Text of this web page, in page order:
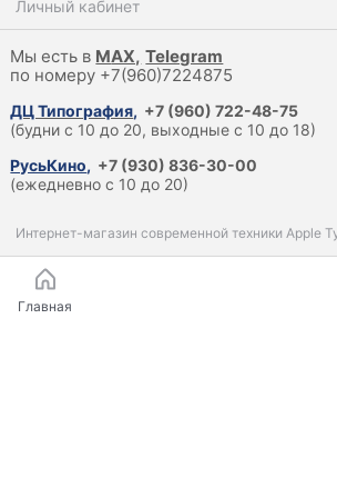
Личный кабинет
Мы есть в MAX, Telegram
по номеру +7(960)7224875
ДЦ Типография, +7 (960) 722-48-75
(будни с 10 до 20, выходные с 10 до 18)
РусьКино, +7 (930) 836-30-00
(ежедневно с 10 до 20)
Интернет-магазин современной техники Apple
Главная